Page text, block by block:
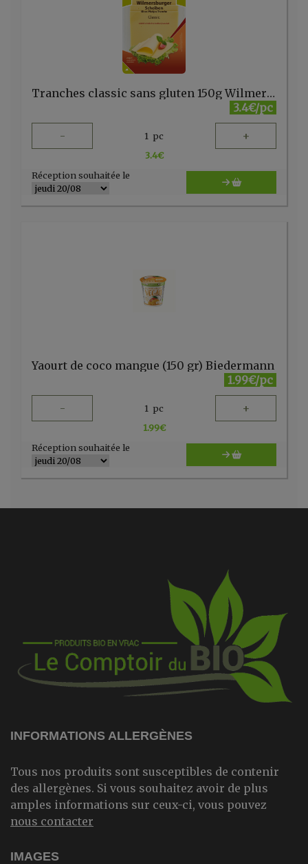
Tranches classic sans gluten 150g Wilmersburger
3.4€/pc
- 1 pc +
3.4€
Réception souhaitée le
Yaourt de coco mangue (150 gr) Biedermann
1.99€/pc
- 1 pc +
1.99€
Réception souhaitée le
INFORMATIONS ALLERGÈNES
Tous nos produits sont susceptibles de contenir
des allergènes. Si vous souhaitez avoir de plus
amples informations sur ceux-ci, vous pouvez
nous contacter
IMAGES